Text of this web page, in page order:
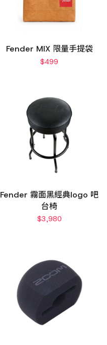
Fender MIX 限量手提袋
$499
Fender 霧面黑經典logo 吧
台椅
$3,980